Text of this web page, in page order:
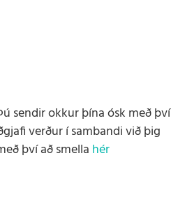
sendir okkur þína ósk með því
verður í sambandi við þig
því að smella hér